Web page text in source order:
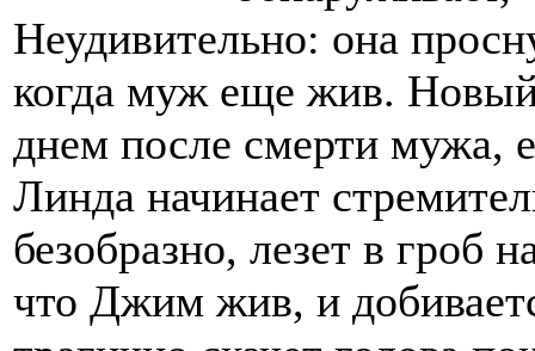
Неудивительно: она
когда муж еще жив.
днем после смерти мужа,
Линда начинает
безобразно, лезет в гроб
что Джим жив, и